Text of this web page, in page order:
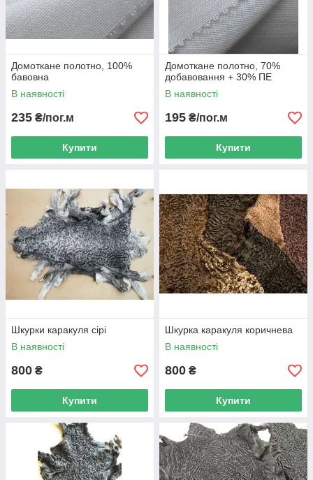
Домоткане полотно, 100%
бавовна
В наявності
235 ₴/пог.м
Купити
Домоткане полотно, 70%
добавовання + 30% ПЕ
В наявності
195 ₴/пог.м
Купити
Шкурки каракуля сірі
В наявності
800 ₴
Купити
Шкурка каракуля коричнева
В наявності
800 ₴
Купити